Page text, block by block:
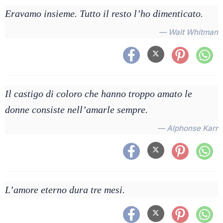
Eravamo insieme. Tutto il resto l’ho dimenticato.
— Walt Whitman
Il castigo di coloro che hanno troppo amato le
donne consiste nell’amarle sempre.
— Alphonse Karr
L’amore eterno dura tre mesi.